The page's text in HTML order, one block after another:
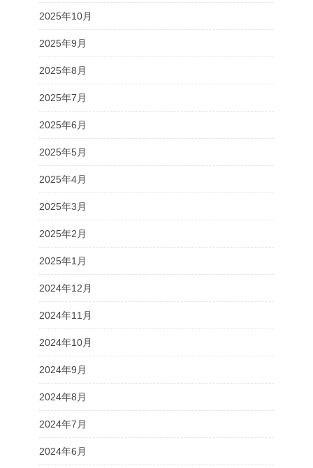
2025年10月
2025年9月
2025年8月
2025年7月
2025年6月
2025年5月
2025年4月
2025年3月
2025年2月
2025年1月
2024年12月
2024年11月
2024年10月
2024年9月
2024年8月
2024年7月
2024年6月